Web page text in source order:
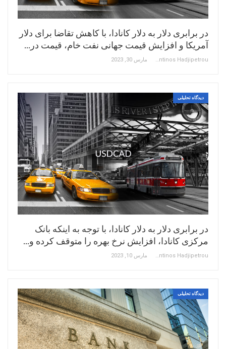
در برابری دلار به دلار کانادا، با کاهش تقاضا برای دلار
آمریکا و افزایش قیمت جهانی نفت خام، قیمت در…
Constantinos Hadjipetrou مارس 30, 2023
دیدگاه تحلیلی
در برابری دلار به دلار کانادا، با توجه به اینکه بانک
مرکزی کانادا، افزایش نرخ بهره را متوقف کرده و…
Constantinos Hadjipetrou مارس 10, 2023
دیدگاه تحلیلی